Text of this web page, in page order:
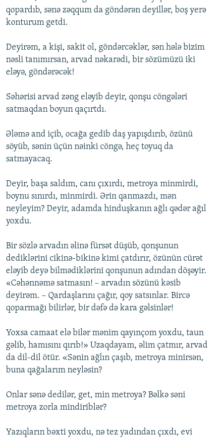
qopardıb, sənə zəqqum da göndərən deyillər, boş yerə
konturum getdi.
Deyirəm, a kişi, sakit ol, göndərcəklər, sən hələ bizim
nəsli tanımırsan, arvad nəkarədi, bir sözümüzü iki
eləyə, göndərəcək!
Səhərisi arvad zəng eləyib deyir, qonşu cöngələri
satmaqdan boyun qaçırtdı.
Ələmə and içib, ocağa gedib daş yapışdırıb, özünü
söyüb, sənin üçün nəinki cöngə, heç toyuq da
satmayacaq.
Deyir, başa saldım, canı çıxırdı, metroya minmirdi,
boynu sınırdı, minmirdi. Ərin qanmazdı, mən
neyleyim? Deyir, adamda hinduşkanın ağlı qədər ağıl
yoxdu.
Bir sözlə arvadın əlinə fürsət düşüb, qonşunun
dediklərini cikinə-bikinə kimi çatdırır, özünün cürət
eləyib deyə bilmədiklərini qonşunun adından döşəyir.
«Cəhənnəmə satmasın! – arvadın sözünü kəsib
deyirəm. – Qardaşlarını çağır, qoy satsınlar. Bircə
qoparmağı bilirlər, bir dəfə də kara gəlsinlər!
Yoxsa camaat elə bilər mənim qayınçom yoxdu, taun
gəlib, hamısını qırıb!» Uzaqdayam, əlim çatmır, arvad
da dil-dil ötür. «Sənin ağlın çaşıb, metroya minirsən,
buna qağalarım neyləsin?
Onlar sənə dedilər, get, min metroya? Bəlkə səni
metroya zorla mindiriblər?
Yazıqların bəxti yoxdu, nə tez yadından çıxdı, evi